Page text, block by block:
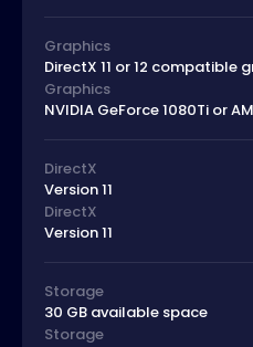
Graphics
DirectX 11 or 12 compatible
Graphics
NVIDIA GeForce 1080Ti or
DirectX
Version 11
DirectX
Version 11
Storage
30 GB available space
Storage